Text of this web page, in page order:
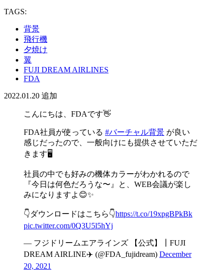
TAGS:
背景
飛行機
夕焼け
翼
FUJI DREAM AIRLINES
FDA
2022.01.20 追加
こんにちは、FDAです👋
FDA社員が使っている #バーチャル背景 が良い
感じだったので、一般向けにも提供させていただ
きます🖥
社員の中でも好みの機体カラーがわかれるので
『今日は何色だろうな〜』と、WEB会議が楽し
みになりますよ😊✨
👇ダウンロードはこちら👇https://t.co/19xpgBPkBk
pic.twitter.com/0Q3U5l5hYj
— フジドリームエアラインズ 【公式】┃FUJI
DREAM AIRLINE✈️ (@FDA_fujidream) December
20, 2021